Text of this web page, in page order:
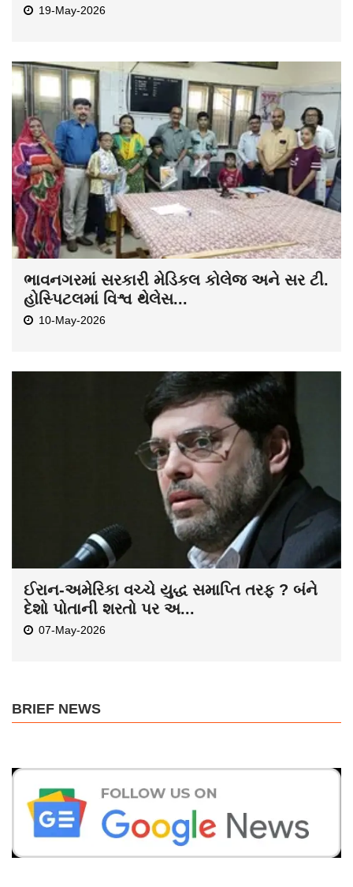
19-May-2026
ભાવનગરમાં સરકારી મેડિકલ કોલેજ અને સર ટી.
હોસ્પિટલમાં વિશ્વ થેલેસ...
10-May-2026
ઈરાન-અમેરિકા વચ્ચે યુદ્ધ સમાપ્તિ તરફ ? બંને
દેશો પોતાની શરતો પર અ...
07-May-2026
BRIEF NEWS